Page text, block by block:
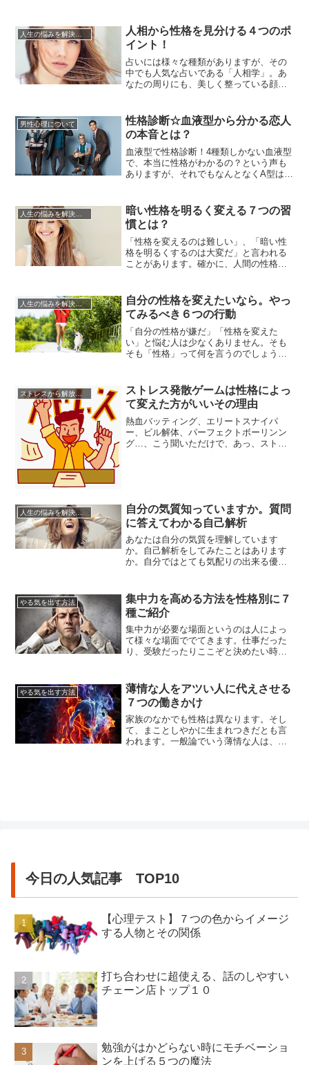
は少ないのではないでしょうか。特に内
向的な性格の人間が外交的になることは
とても難しい事です。内向的な性格の人
にとって、積極的に人とコミュニケ...
人生の悩みを解決する方法
人相から性格を見分ける４つのポ
イント！
占いには様々な種類がありますが、その
中でも人気な占いである「人相学」。あ
なたの周りにも、美しく整っている顔だ
は言えないけれど性格の良さが顔に出て
いる人など、様々な人がいるのではない
でしょうか。そんな風に、人相とは中の
性格をとてもよくあらわしているも...
男性心理について
性格診断☆血液型から分かる恋人
の本音とは？
血液型で性格診断！4種類しかない血液型
で、本当に性格がわかるの？という声も
ありますが、それでもなんとなくA型はこ
を100%断定することはできませんが、並
べてみると血液型別の傾向が見えてくる
もの。あなたの恋人の血液型は何型でし
ょうか。ここでは、彼が...
人生の悩みを解決する方法
暗い性格を明るく変える７つの習
慣とは？
「性格を変えるのは難しい」、「暗い性
格を明るくするのは大変だ」と言われる
ことがあります。確かに、人間の性格は
っくり返すのは難しく思えるかもしれま
せん。しかし、コツさえつかめば、暗い
性格を明るく変えることは案外簡単で
す。「自分は性格が暗い、なかなかパ...
人生の悩みを解決する方法
自分の性格を変えたいなら。やっ
てみるべき６つの行動
「自分の性格が嫌だ」「性格を変えた
い」と悩む人は少なくありません。そも
そも「性格」って何を言うのでしょう
もあります。しかしよく考えてみてくだ
さい。一人の人間に、「明るい前向きな
時期」と「暗く落ち込む時期」が混在す
ることの方が正解なのです。常に明る
い...
ストレスから解放させる方法
ストレス発散ゲームは性格によっ
て変えた方がいいその理由
熱血バッティング、エリートスナイパ
ー、ビル解体、パーフェクトボーリンン
グ…、こう聞いただけで、あっ、ストレ
み時間にスマホを高速連打する人も見...
人生の悩みを解決する方法
自分の気質知っていますか。質問
に答えてわかる自己解析
あなたは自分の気質を理解しています
か。自己解析をしてみたことはあります
か。自分ではとても気配りの出来る優し
変えようとしてもなかなか変えることが
できません。それは気質が遺伝である程
度決まってしまうからです。自分の性格
は案外他人から見るとまるで違う事が...
やる気を出す方法
集中力を高める方法を性格別に７
種ご紹介
集中力が必要な場面というのは人によっ
て様々な場面ででてきます。仕事だった
り、受験だったりここぞと決めたい時に
で成果をあげられますし、その成功をき
っかけに向上心を持ってまた次の場面で
集中力が必要な時に力を発揮できます。
自分はいつも肝心な時に集中できな...
やる気を出す方法
薄情な人をアツい人に代えさせる
７つの働きかけ
家族のなかでも性格は異なります。そし
て、まことしやかに生まれつきだとも言
われます。一般論でいう薄情な人は、何
今日の人気記事 TOP10
【心理テスト】７つの色からイメージ
する人物とその関係
打ち合わせに超使える、話のしやすい
チェーン店トップ１０
勉強がはかどらない時にモチベーショ
ンを上げる５つの魔法